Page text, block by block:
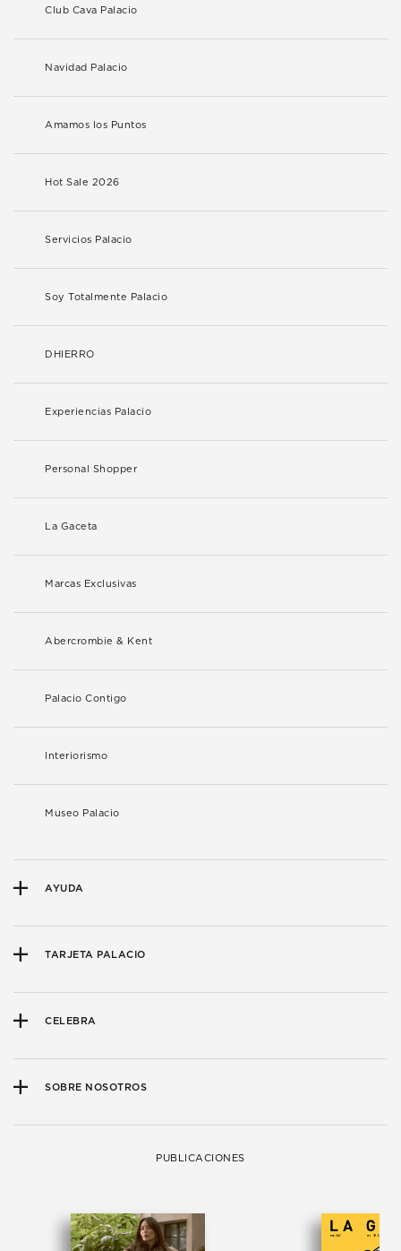
Club Cava Palacio
Navidad Palacio
Amamos los Puntos
Hot Sale 2026
Servicios Palacio
Soy Totalmente Palacio
DHIERRO
Experiencias Palacio
Personal Shopper
La Gaceta
Marcas Exclusivas
Abercrombie & Kent
Palacio Contigo
Interiorismo
Museo Palacio
AYUDA
TARJETA PALACIO
CELEBRA
SOBRE NOSOTROS
PUBLICACIONES